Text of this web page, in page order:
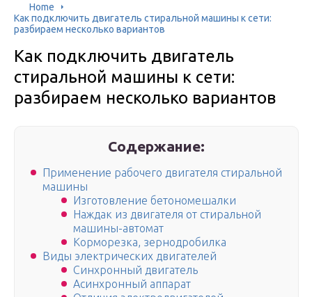
Home
Как подключить двигатель стиральной машины к сети:
разбираем несколько вариантов
Как подключить двигатель
стиральной машины к сети:
разбираем несколько вариантов
Содержание:
Применение рабочего двигателя стиральной
машины
Изготовление бетономешалки
Наждак из двигателя от стиральной
машины-автомат
Корморезка, зернодробилка
Виды электрических двигателей
Синхронный двигатель
Асинхронный аппарат